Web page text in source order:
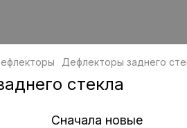
Дефлекторы заднего
стекла
Сначала новые